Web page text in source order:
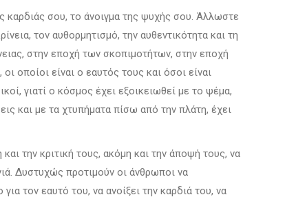
καρδιάς σου, το άνοιγμα της ψυχής σου. Άλλωστε
τον αυθορμητισμό, την αυθεντικότητα και τη
στην εποχή των σκοπιμοτήτων, στην εποχή
οι οποίοι είναι ο εαυτός τους και όσοι είναι
γιατί ο κόσμος έχει εξοικειωθεί με το ψέμα,
και με τα χτυπήματα πίσω από την πλάτη, έχει
την κριτική τους, ακόμη και την άποψή τους, να
Δυστυχώς προτιμούν οι άνθρωποι να
τον εαυτό του, να ανοίξει την καρδιά του, να